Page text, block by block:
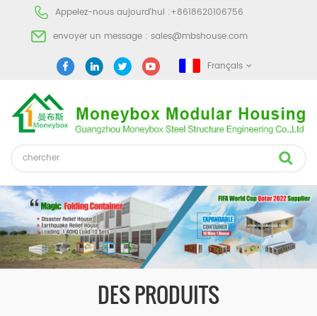
Appelez-nous aujourd'hui :+8618620106756
envoyer un message : sales@mbshouse.com
Français
DES PRODUITS